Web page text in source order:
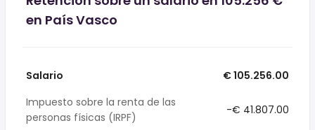
en País Vasco
Salario
€ 105.256.00
Impuesto sobre la renta de las
personas físicas (IRPF)
-€ 41.807.00